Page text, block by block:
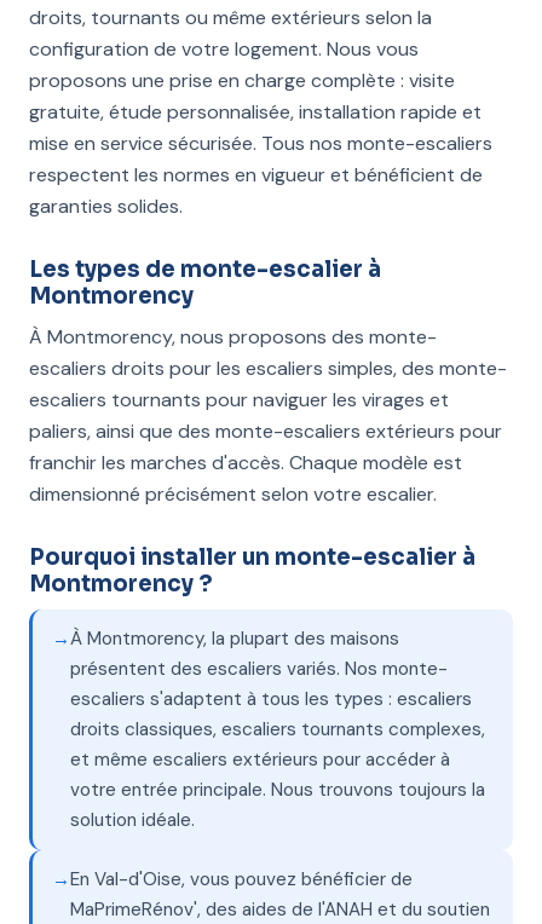
droits, tournants ou même extérieurs selon la
configuration de votre logement. Nous vous
proposons une prise en charge complète : visite
gratuite, étude personnalisée, installation rapide et
mise en service sécurisée. Tous nos monte-escaliers
respectent les normes en vigueur et bénéficient de
garanties solides.
Les types de monte-escalier à
Montmorency
À Montmorency, nous proposons des monte-
escaliers droits pour les escaliers simples, des monte-
escaliers tournants pour naviguer les virages et
paliers, ainsi que des monte-escaliers extérieurs pour
franchir les marches d'accès. Chaque modèle est
dimensionné précisément selon votre escalier.
Pourquoi installer un monte-escalier à
Montmorency ?
À Montmorency, la plupart des maisons
présentent des escaliers variés. Nos monte-
escaliers s'adaptent à tous les types : escaliers
droits classiques, escaliers tournants complexes,
et même escaliers extérieurs pour accéder à
votre entrée principale. Nous trouvons toujours la
solution idéale.
En Val-d'Oise, vous pouvez bénéficier de
MaPrimeRénov', des aides de l'ANAH et du soutien